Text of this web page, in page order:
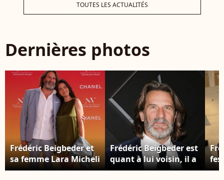
TOUTES LES ACTUALITÉS
Dernières photos
Frédéric Beigbeder et
sa femme Lara Micheli
au Théâtre de la Gare
Frédéric Beigbeder est
quant à lui voisin, il a
une maison à